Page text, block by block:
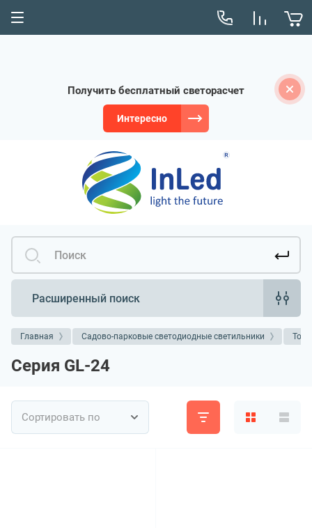
Получить бесплатный светорасчет
Интересно
Расширенный поиск
Главная Садово-парковые светодиодные светильники
Серия GL-24
Сортировать по